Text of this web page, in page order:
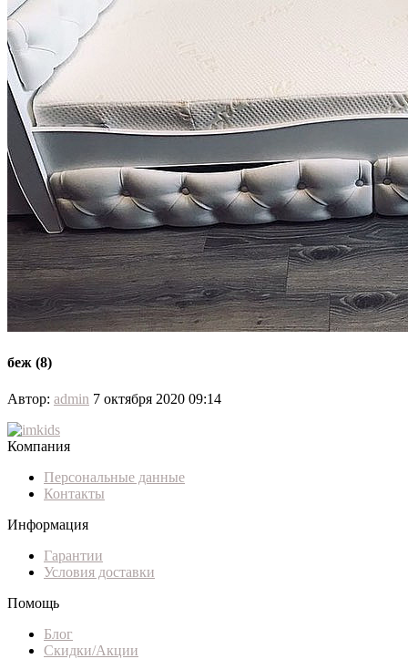
беж (8)
Автор: admin 7 октября 2020 09:14
Компания
Персональные данные
Контакты
Информация
Гарантии
Условия доставки
Помощь
Блог
Скидки/Акции